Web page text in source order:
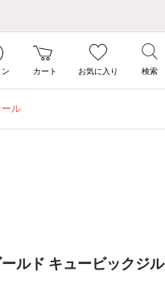
ン カート お気に入り 検索
ール
ルド キュービックジル